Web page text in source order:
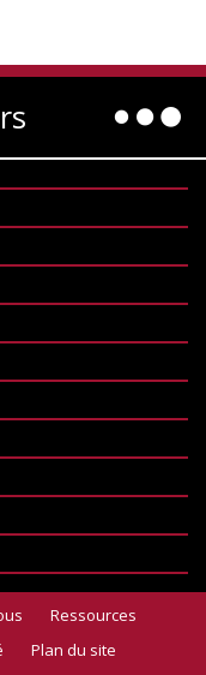
Ressources
Plan du site